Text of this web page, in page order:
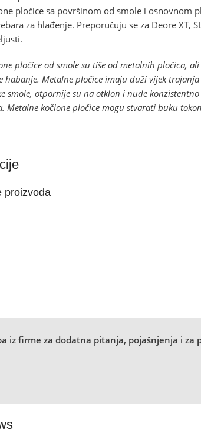
pločice sa površinom od smole i osnovnom
za hlađenje. Preporučuju se za Deore XT,
pločice od smole su tiše od metalnih pločica,
habanje. Metalne pločice imaju duži vijek
smole, otpornije su na otklon i nude
Metalne kočione pločice mogu stvarati buku
proizvoda
iz firme za dodatna pitanja, pojašnjenja i za